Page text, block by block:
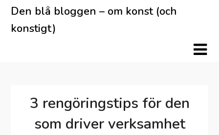
Skip
content
Den blå bloggen – om konst (och
konstigt)
3 rengöringstips för den
som driver verksamhet